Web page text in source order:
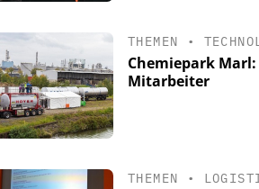
THEMEN •
Chemiepark
Mitarbeiter
THEMEN •
Generation Batteries and Hydrogen